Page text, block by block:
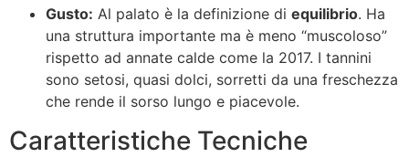
Gusto: Al palato è la definizione di equilibrio. Ha
una struttura importante ma è meno “muscoloso”
rispetto ad annate calde come la 2017. I tannini
sono setosi, quasi dolci, sorretti da una freschezza
che rende il sorso lungo e piacevole.
Caratteristiche Tecniche